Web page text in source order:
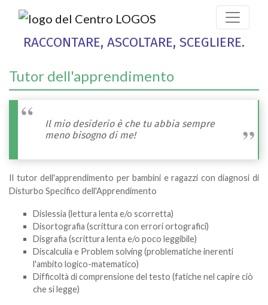
RACCONTARE, ASCOLTARE, SCEGLIERE.
Tutor dell'apprendimento
Il mio desiderio è che tu abbia sempre
meno bisogno di me!
Il tutor dell'apprendimento per bambini e ragazzi con diagnosi di
Disturbo Specifico dell'Apprendimento
Dislessia (lettura lenta e/o scorretta)
Disortografia (scrittura con errori ortografici)
Disgrafia (scrittura lenta e/o poco leggibile)
Discalculia e Problem solving (problematiche inerenti
l'ambito logico-matematico)
Difficoltà di comprensione del testo (fatiche nel capire ciò
che si legge)